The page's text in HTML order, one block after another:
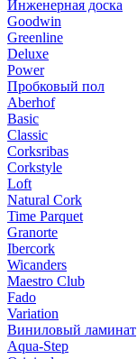
Инженерная доска
Goodwin
Greenline
Deluxe
Power
Пробковый пол
Aberhof
Basic
Classic
Corksribas
Corkstyle
Loft
Natural Cork
Time Parquet
Granorte
Ibercork
Wicanders
Мaestro Club
Fado
Variation
Виниловый ламинат
Aqua-Step